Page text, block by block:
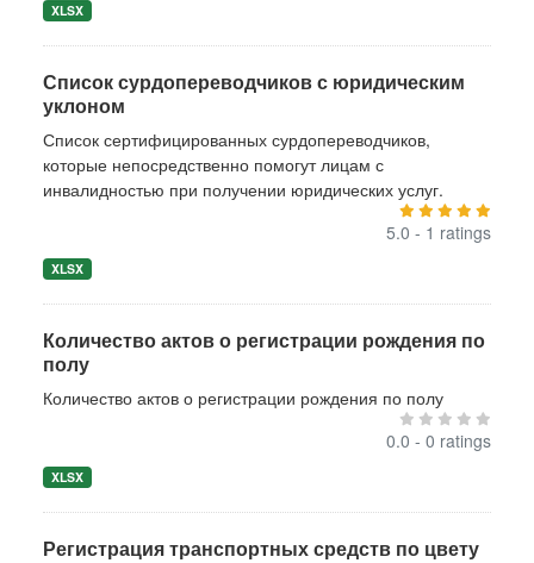
XLSX
Список сурдопереводчиков с юридическим
уклоном
Список сертифицированных сурдопереводчиков,
которые непосредственно помогут лицам с
инвалидностью при получении юридических услуг.
5.0 - 1 ratings
XLSX
Количество актов о регистрации рождения по
полу
Количество актов о регистрации рождения по полу
0.0 - 0 ratings
XLSX
Регистрация транспортных средств по цвету